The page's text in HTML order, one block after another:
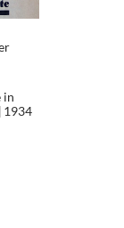
in
1934